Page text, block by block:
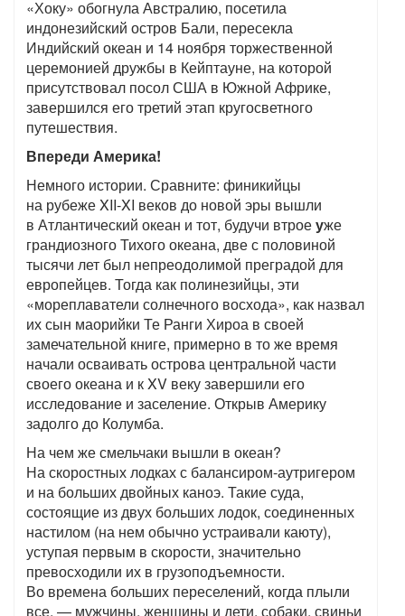
«Хоку» обогнула Австралию, посетила
индонезийский остров Бали, пересекла
Индийский океан и 14 ноября торжественной
церемонией дружбы в Кейптауне, на которой
присутствовал посол США в Южной Африке,
завершился его третий этап кругосветного
путешествия.
Впереди Америка!
Немного истории. Сравните: финикийцы
на рубеже XII-XI веков до новой эры вышли
в Атлантический океан и тот, будучи втроеуже
грандиозного Тихого океана, две с половиной
тысячи лет был непреодолимой преградой для
европейцев. Тогда как полинезийцы, эти
«мореплаватели солнечного восхода», как назвал
их сын маорийки Те Ранги Хироа в своей
замечательной книге, примерно в то же время
начали осваивать острова центральной части
своего океана и к XV веку завершили его
исследование и заселение. Открыв Америку
задолго до Колумба.
На чем же смельчаки вышли в океан?
На скоростных лодках с балансиром-аутригером
и на больших двойных каноэ. Такие суда,
состоящие из двух больших лодок, соединенных
настилом (на нем обычно устраивали каюту),
уступая первым в скорости, значительно
превосходили их в грузоподъемности.
Во времена больших переселений, когда плыли
все, — мужчины, женщины и дети, собаки, свиньи